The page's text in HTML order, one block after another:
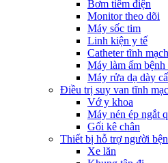
Bơm tiêm điện
Monitor theo dõi
Máy sốc tim
Linh kiện y tế
Catheter tĩnh mạch
Máy làm ấm bệnh
Máy rửa dạ dày
Điều trị suy van tĩnh
Vớ y khoa
Máy nén ép ngắt
Gối kê chân
Thiết bị hỗ trợ người
Xe lăn